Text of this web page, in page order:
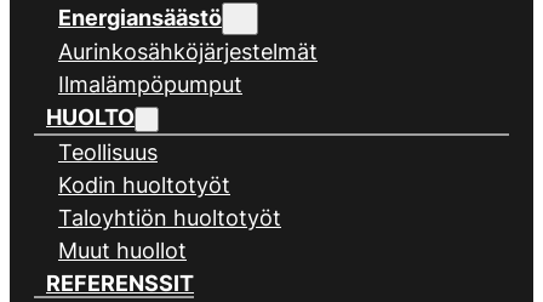
Energiansäästö
Aurinkosähköjärjestelmät
Ilmalämpöpumput
HUOLTO
Teollisuus
Kodin huoltotyöt
Taloyhtiön huoltotyöt
Muut huollot
REFERENSSIT